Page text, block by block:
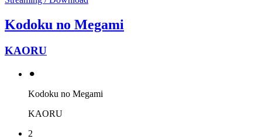
Kodoku no Megami
KAORU
⚫︎
Kodoku no Megami
KAORU
2